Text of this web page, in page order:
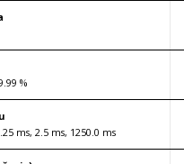
%
ms, 2.5 ms, 1250.0 ms